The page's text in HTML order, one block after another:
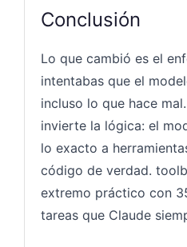
Conclusión
Lo que cambió es el
intentabas que el
incluso lo que hace
invierte la lógica: el
lo exacto a
código de verdad.
extremo práctico con
tareas que Claude